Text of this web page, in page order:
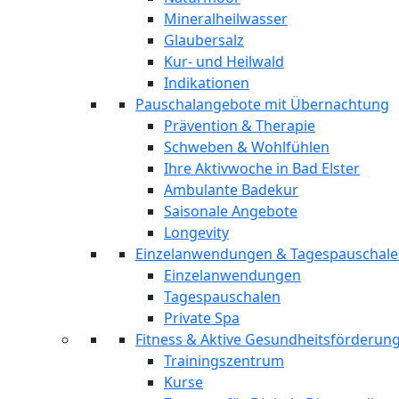
Mineralheilwasser
Glaubersalz
Kur- und Heilwald
Indikationen
Pauschalangebote mit Übernachtung
Prävention & Therapie
Schweben & Wohlfühlen
Ihre Aktivwoche in Bad Elster
Ambulante Badekur
Saisonale Angebote
Longevity
Einzelanwendungen &
Einzelanwendungen
Tagespauschalen
Private Spa
Fitness & Aktive
Trainingszentrum
Kurse